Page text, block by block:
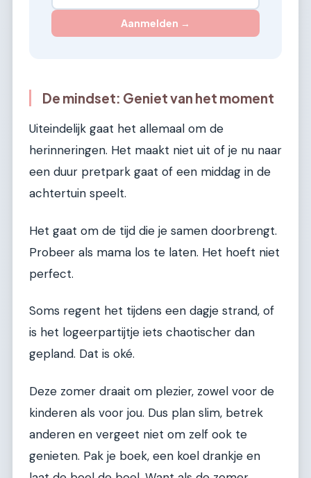
Aanmelden →
De mindset: Geniet van het moment
Uiteindelijk gaat het allemaal om de
herinneringen. Het maakt niet uit of je nu naar
een duur pretpark gaat of een middag in de
achtertuin speelt.
Het gaat om de tijd die je samen doorbrengt.
Probeer als mama los te laten. Het hoeft niet
perfect.
Soms regent het tijdens een dagje strand, of
is het logeerpartijtje iets chaotischer dan
gepland. Dat is oké.
Deze zomer draait om plezier, zowel voor de
kinderen als voor jou. Dus plan slim, betrek
anderen en vergeet niet om zelf ook te
genieten. Pak je boek, een koel drankje en